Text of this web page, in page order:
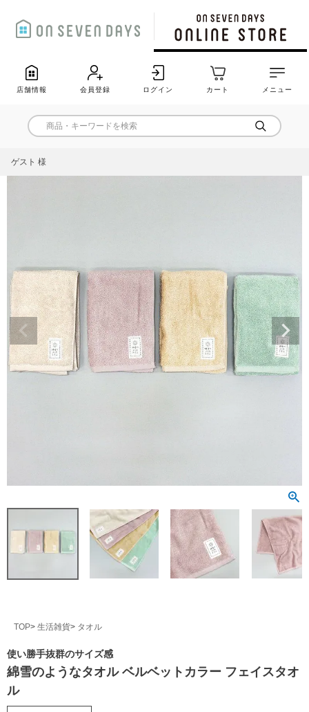
店舗情報 会員登録 ログイン カート メニュー
ゲスト 様
TOP 生活雑貨 タオル
使い勝手抜群のサイズ感
綿雪のようなタオル ベルベットカラー フェイスタオ
ル